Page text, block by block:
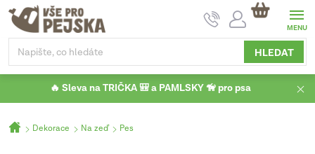
Přejít
obsah
HLEDAT
NÁKUPNÍ
KOŠÍK
🔥 Sleva na TRIČKA 🎒 a PAMLSKY 🦮 pro psa
DomůDekorace Na zeď Pes